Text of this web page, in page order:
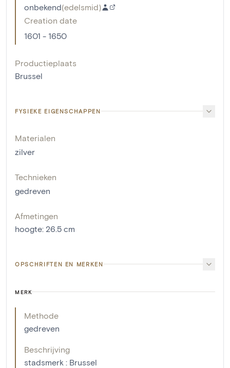
onbekend(edelsmid)
Creation date
1601 - 1650
Productieplaats
Brussel
FYSIEKE EIGENSCHAPPEN
Materialen
zilver
Technieken
gedreven
Afmetingen
hoogte: 26.5 cm
OPSCHRIFTEN EN MERKEN
MERK
Methode
gedreven
Beschrijving
stadsmerk : Brussel